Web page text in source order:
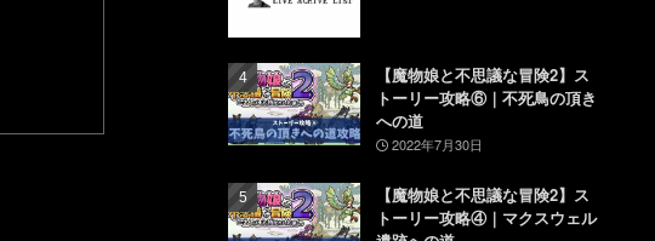
2022年8月7日
【魔物娘と不思議な冒険2】ス
への道
2022年7月30日